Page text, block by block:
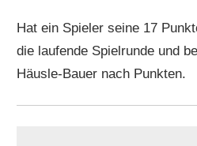
Hat ein Spieler seine 17
die laufende Spielrunde und
Häusle-Bauer nach Punkten.